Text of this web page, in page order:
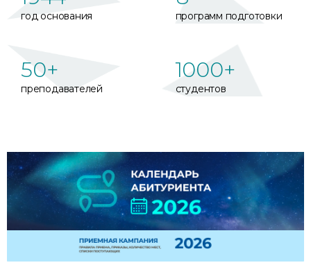
год основания программ подготовки
50+
преподавателей
1000+
студентов